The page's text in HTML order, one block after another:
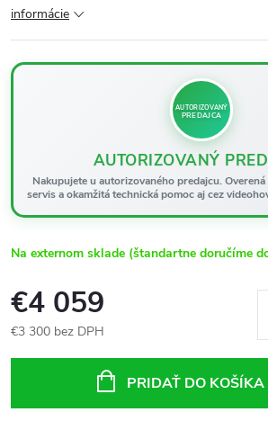
informácie
AUTORIZOVANÝ
PREDAJCA
AUTORIZOVANÝ
Nakupujete u autorizovaného predajcu.
servis a okamžitá technická pomoc aj cez
Na externom sklade (štandartne doručíme
€4 059
€3 300 bez DPH
PRIDAŤ DO KOŠÍKA